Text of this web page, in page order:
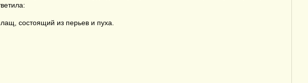
состоящий из перьев и пуха.